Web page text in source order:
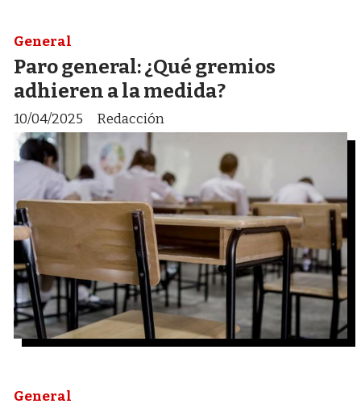
Paro general: ¿Qué gremios
adhieren a la medida?
Redacción
General
10/04/2025
General